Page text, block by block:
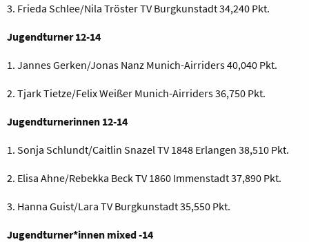
3. Frieda Schlee/Nila Tröster TV Burgkunstadt 34,240 Pkt.
Jugendturner 12-14
1. Jannes Gerken/Jonas Nanz Munich-Airriders 40,040 Pkt.
2. Tjark Tietze/Felix Weißer Munich-Airriders 36,750 Pkt.
Jugendturnerinnen 12-14
1. Sonja Schlundt/Caitlin Snazel TV 1848 Erlangen 38,510 Pkt.
2. Elisa Ahne/Rebekka Beck TV 1860 Immenstadt 37,890 Pkt.
3. Hanna Guist/Lara TV Burgkunstadt 35,550 Pkt.
Jugendturner*innen mixed -14